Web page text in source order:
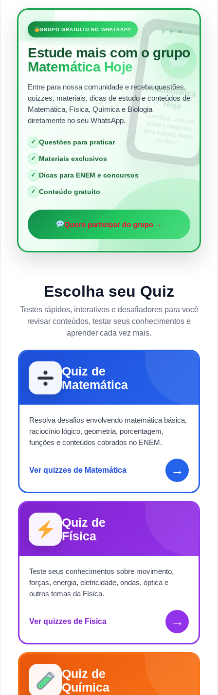
•••
GRUPO GRATUITO NO WHATSAPP
Estude mais com o grupo
Matemática Hoje
Entre para nossa comunidade e receba questões,
quizzes, materiais, dicas de estudo e conteúdos de
Matemática, Física, Química e Biologia
diretamente no seu WhatsApp.
✓ Questões para praticar
✓ Materiais exclusivos
✓ Dicas para ENEM e concursos
✓ Conteúdo gratuito
Quero participar do grupo→
Matem
ática
Hoje
Questões, quizzes,
dicas e materiais
para estudar todos
os dias.
Escolha seu Quiz
Testes rápidos, interativos e desafiadores para você
revisar conteúdos, testar seus conhecimentos e
aprender cada vez mais.
Quiz de
Matemática
Resolva desafios envolvendo matemática básica,
raciocínio lógico, geometria, porcentagem,
funções e conteúdos cobrados no ENEM.
Ver quizzes de Matemática →
Quiz de
Física
Teste seus conhecimentos sobre movimento,
forças, energia, eletricidade, ondas, óptica e
outros temas da Física.
Ver quizzes de Física →
Quiz de
Química